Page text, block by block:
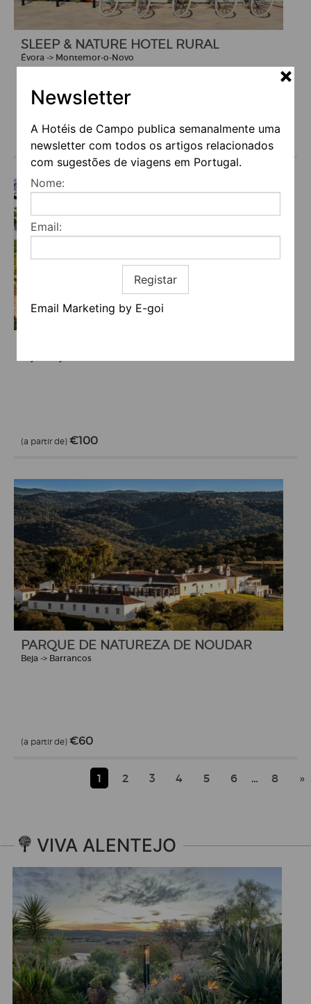
Newsletter
A Hotéis de Campo publica semanalmente uma
newsletter com todos os artigos relacionados
com sugestões de viagens em Portugal.
Nome:
Email:
Registar
Email Marketing by E-goi
SLEEP & NATURE HOTEL RURAL
Évora -> Montemor-o-Novo
(a partir de) €115
(a partir de) €100
PARQUE DE NATUREZA DE NOUDAR
Beja -> Barrancos
(a partir de) €60
1 2 3 4 5 6 … 8 »
VIVA ALENTEJO